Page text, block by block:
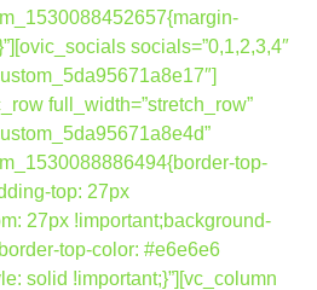
socials=”0,1,2,3,4″
full_width=”stretch_row”
top-
top: 27px
27px !important;background-
top-color: #e6e6e6
solid !important;}”][vc_column